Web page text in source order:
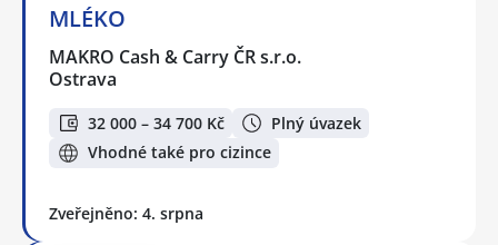
MLÉKO
MAKRO Cash & Carry ČR s.r.o.
Ostrava
32 000 – 34 700 Kč
Plný úvazek
Vhodné také pro cizince
Zveřejněno: 4. srpna